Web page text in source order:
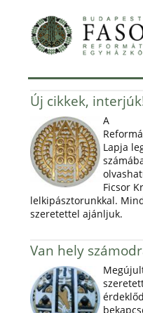
Új cikkek,
A
Lapja
Ficsor
lelkipásztorunkkal.
szeretettel ajánljuk.
Van hely